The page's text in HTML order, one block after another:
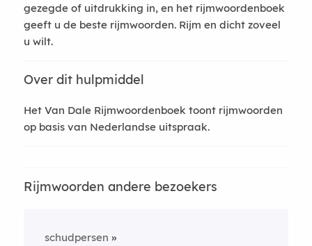
gezegde of uitdrukking in, en het rijmwoordenboek
geeft u de beste rijmwoorden. Rijm en dicht zoveel
u wilt.
Over dit hulpmiddel
Het Van Dale Rijmwoordenboek toont rijmwoorden
op basis van Nederlandse uitspraak.
Rijmwoorden andere bezoekers
schudpersen